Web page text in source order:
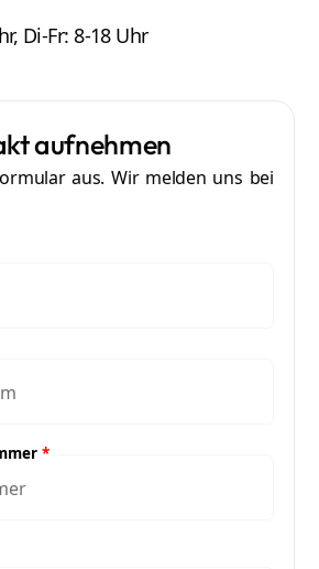
Di-Fr: 8-18 Uhr
aufnehmen
aus. Wir melden uns bei
*